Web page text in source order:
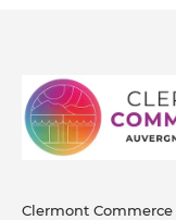
Clermont